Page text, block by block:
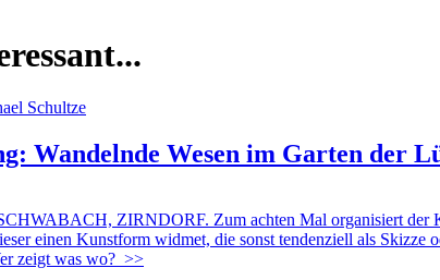
Wandelnde Wesen im Garten der
ZIRNDORF. Zum achten Mal organisiert der
einen Kunstform widmet, die sonst tendenziell als
zeigt was wo? >>